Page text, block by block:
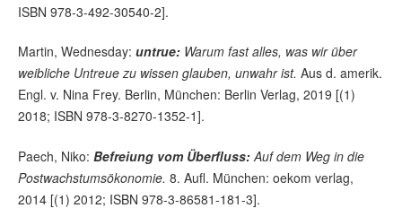
ISBN 978-3-492-30540-2].
Martin, Wednesday: untrue: Warum fast alles, was wir über
weibliche Untreue zu wissen glauben, unwahr ist. Aus d. amerik.
Engl. v. Nina Frey. Berlin, München: Berlin Verlag, 2019 [(1)
2018; ISBN 978-3-8270-1352-1].
Paech, Niko: Befreiung vom Überfluss: Auf dem Weg in die
Postwachstumsökonomie. 8. Aufl. München: oekom verlag,
2014 [(1) 2012; ISBN 978-3-86581-181-3].